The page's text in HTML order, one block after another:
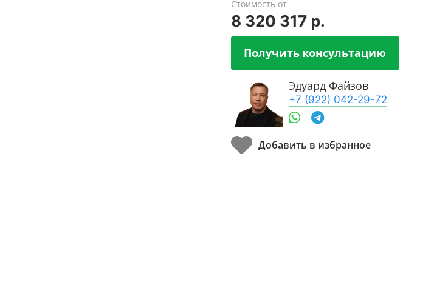
Стоимость от
8 320 317 р.
Получить консультацию
Эдуард Файзов
+7 (922) 042-29-72